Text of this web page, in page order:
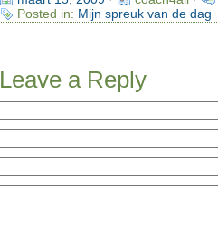
Posted in: Mijn spreuk van de dag
Leave a Reply